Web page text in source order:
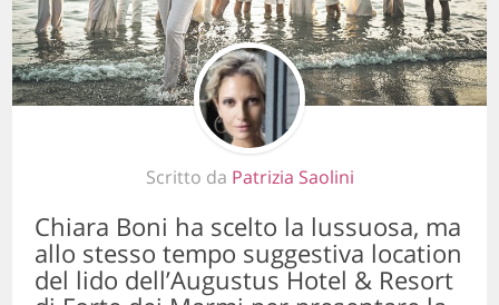
Scritto da Patrizia Saolini
Chiara Boni ha scelto la lussuosa, ma
allo stesso tempo suggestiva location
del lido dell’Augustus Hotel & Resort